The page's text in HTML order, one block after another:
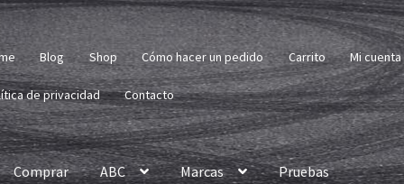
Blog Shop Cómo hacer un pedido Carrito Mi cuenta
de privacidad Contacto
Comprar ABC Marcas Pruebas